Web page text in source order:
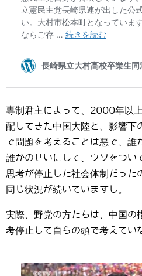
専制君主によって、2000年以
配してきた中国大陸と、影響下
で問題を考えることは悪で、誰
誰かのせいにして、ウソをつい
思考が停止した社会体制だった
同じ状況が続いていますし。
実際、野党の方たちは、中国の
考停止して自らの頭で考えてい